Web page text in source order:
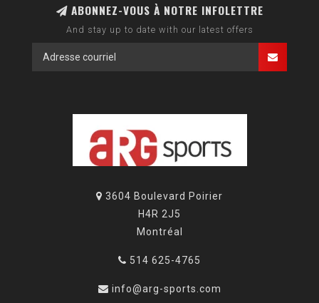
ABONNEZ-VOUS À NOTRE INFOLETTRE
And stay up to date with our latest offers
3604 Boulevard Poirier
H4R 2J5
Montréal
514 625-4765
info@arg-sports.com